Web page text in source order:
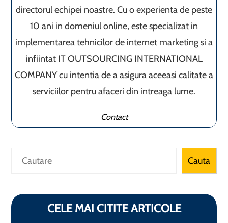
directorul echipei noastre. Cu o experienta de peste
10 ani in domeniul online, este specializat in
implementarea tehnicilor de internet marketing si a
infiintat IT OUTSOURCING INTERNATIONAL
COMPANY cu intentia de a asigura aceeasi calitate a
serviciilor pentru afaceri din intreaga lume.
Contact
Caută Cauta
CELE MAI CITITE ARTICOLE